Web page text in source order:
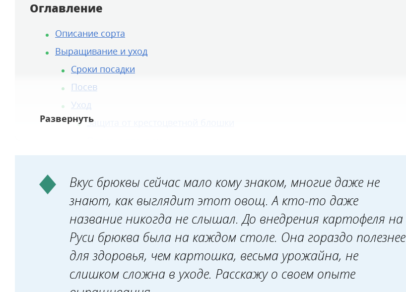
Оглавление
Описание сорта
Выращивание и уход
Сроки посадки
Посев
Уход
Защита от крестоцветной блошки
Сбор урожая и впечатления о сорте
Вкус брюквы сейчас мало кому знаком, многие даже не
знают, как выглядит этот овощ. А кто-то даже
название никогда не слышал. До внедрения картофеля на
Руси брюква была на каждом столе. Она гораздо полезнее
для здоровья, чем картошка, весьма урожайна, не
слишком сложна в уходе. Расскажу о своем опыте